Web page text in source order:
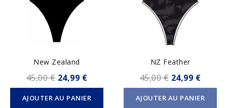
New Zealand
45,00 € 24,99 €
AJOUTER AU PANIER
NZ Feather
45,00 € 24,99 €
AJOUTER AU PANIER